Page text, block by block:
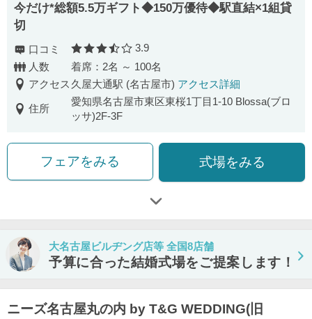
今だけ*総額5.5万ギフト◆150万優待◆駅直結×1組貸
切
口コミ 口コミ評価
3.9
人数
着席：2名 ～ 100名
アクセス 久屋大通駅 (名古屋市) アクセス詳細
住所
愛知県名古屋市東区東桜1丁目1-10 Blossa(ブロ
ッサ)2F-3F
フェアをみる 式場をみる
大名古屋ビルヂング店等 全国8店舗
予算に合った結婚式場をご提案します！
ニーズ名古屋丸の内 by T&G WEDDING(旧